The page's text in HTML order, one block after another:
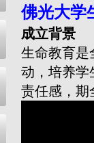
佛光大学
成立背景
生命教育是
动，培养学
责任感，期